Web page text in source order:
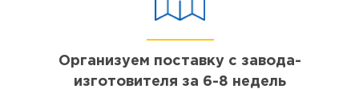
Организуем поставку с завода-
изготовителя за 6-8 недель